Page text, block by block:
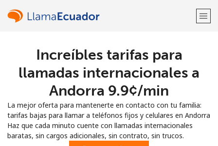
¡Bienvenido!
Regístrate con
Increíbles tarifas para
llamadas internacionales a
Andorra ⁦9.9¢⁩/min
La mejor oferta para mantenerte en contacto con tu familia:
tarifas bajas para llamar a teléfonos fijos y celulares en Andorra
Haz que cada minuto cuente con llamadas internacionales
baratas, sin cargos adicionales, sin contrato, sin trucos.